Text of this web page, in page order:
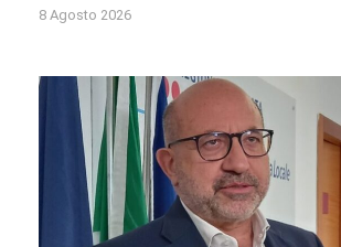
8 Agosto 2026